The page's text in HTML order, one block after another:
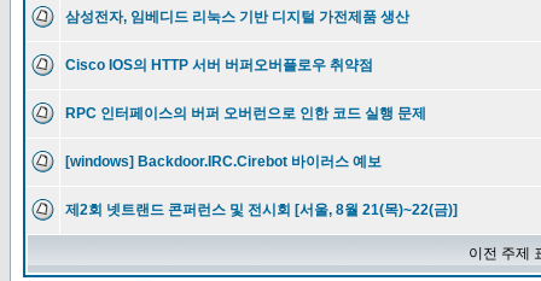
삼성전자, 임베디드 리눅스 기반 디지털 가전제품 생산
Cisco IOS의 HTTP 서버 버퍼오버플로우 취약점
RPC 인터페이스의 버퍼 오버런으로 인한 코드 실행 문제
[windows] Backdoor.IRC.Cirebot 바이러스 예보
제2회 넷트랜드 콘퍼런스 및 전시회 [서울, 8월 21(목)~22(금)]
이전 주제